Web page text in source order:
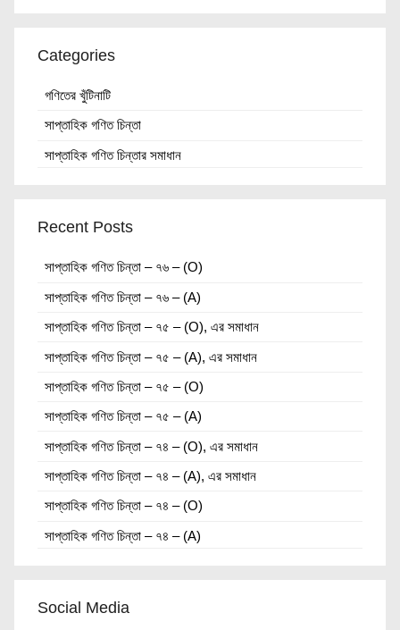
Categories
গণিতের খুঁটিনাটি
সাপ্তাহিক গণিত চিন্তা
সাপ্তাহিক গণিত চিন্তার সমাধান
Recent Posts
সাপ্তাহিক গণিত চিন্তা – ৭৬ – (O)
সাপ্তাহিক গণিত চিন্তা – ৭৬ – (A)
সাপ্তাহিক গণিত চিন্তা – ৭৫ – (O), এর সমাধান
সাপ্তাহিক গণিত চিন্তা – ৭৫ – (A), এর সমাধান
সাপ্তাহিক গণিত চিন্তা – ৭৫ – (O)
সাপ্তাহিক গণিত চিন্তা – ৭৫ – (A)
সাপ্তাহিক গণিত চিন্তা – ৭৪ – (O), এর সমাধান
সাপ্তাহিক গণিত চিন্তা – ৭৪ – (A), এর সমাধান
সাপ্তাহিক গণিত চিন্তা – ৭৪ – (O)
সাপ্তাহিক গণিত চিন্তা – ৭৪ – (A)
Social Media